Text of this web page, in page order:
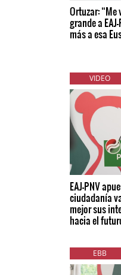
Ortuzar: “Me
grande a
más a esa
VIDEO
EAJ-PNV
ciudadanía
mejor sus
hacia el
EBB